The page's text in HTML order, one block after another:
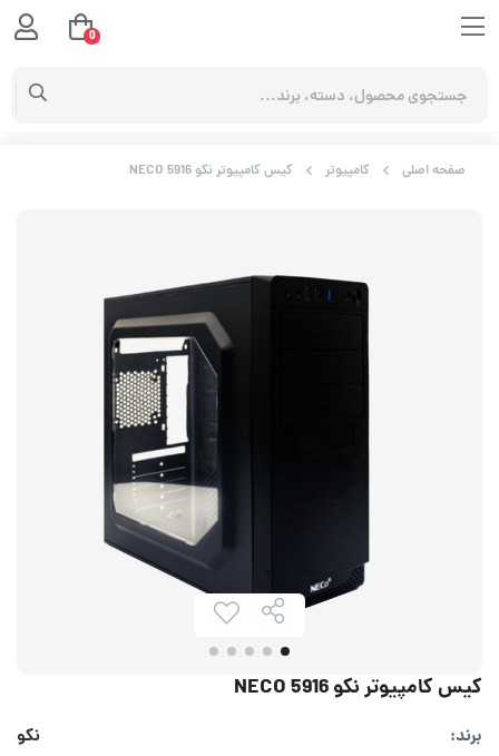
صفحه اصلی کامپیوتر کیس کامپیوتر نکو NECO 5916
کیس کامپیوتر نکو NECO 5916
برند: نکو
0